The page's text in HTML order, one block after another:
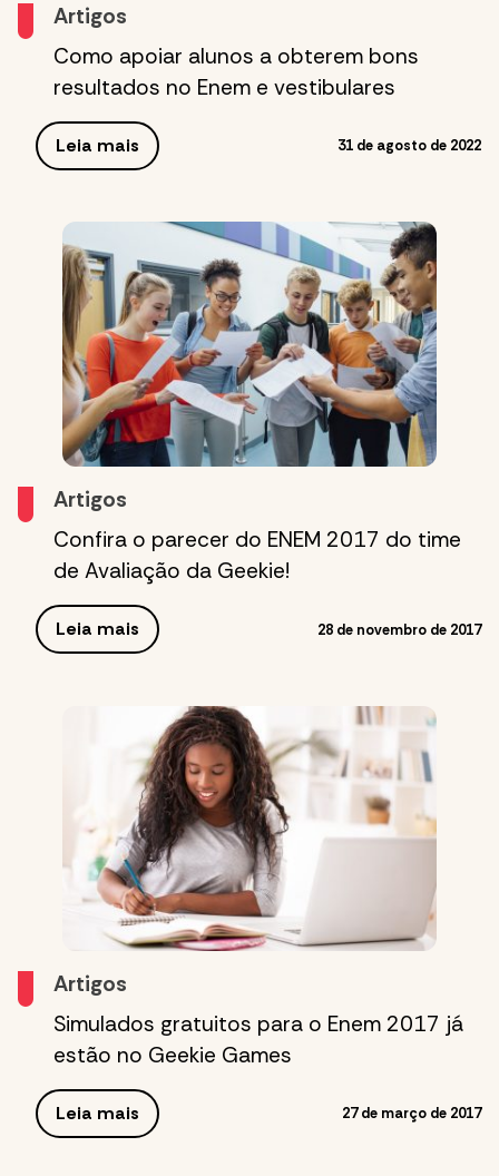
Artigos
Como apoiar alunos a obterem bons
resultados no Enem e vestibulares
Leia mais 31 de agosto de 2022
Artigos
Confira o parecer do ENEM 2017 do time
de Avaliação da Geekie!
Leia mais 28 de novembro de 2017
Artigos
Simulados gratuitos para o Enem 2017 já
estão no Geekie Games
Leia mais 27 de março de 2017